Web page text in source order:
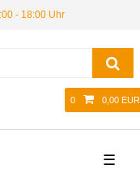
- 18:00 Uhr
0 0,00 EUR
☰